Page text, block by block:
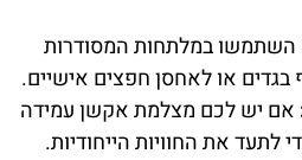
השתמשו במלתחות המסודרות
או לאחסן חפצים אישיים.
אם יש לכם מצלמת אקשן עמידה
לתעד את החוויות הייחודיות.